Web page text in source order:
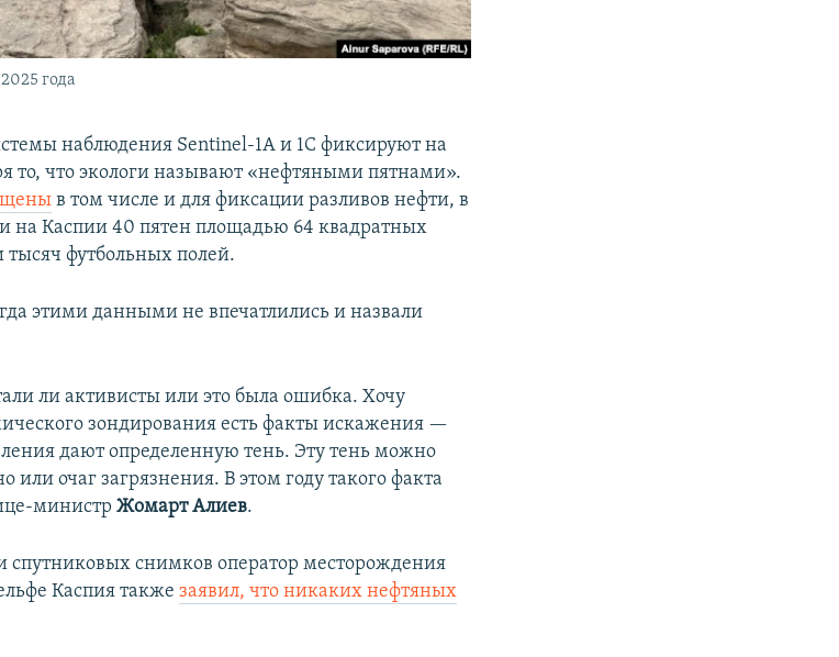
года
наблюдения Sentinel-1A и 1C фиксируют на
то, что экологи называют «нефтяными пятнами».
в том числе и для фиксации разливов нефти, в
на Каспии 40 пятен площадью 64 квадратных
футбольных полей.
этими данными не впечатлились и назвали
ли активисты или это была ошибка. Хочу
зондирования есть факты искажения —
дают определенную тень. Эту тень можно
или очаг загрязнения. В этом году такого факта
министрЖомарт Алиев.
спутниковых снимков оператор месторождения
Каспия такжезаявил, что никаких нефтяных